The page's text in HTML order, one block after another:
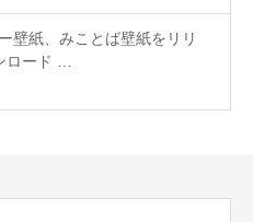
壁紙、みことば壁紙をリリ
ロード …